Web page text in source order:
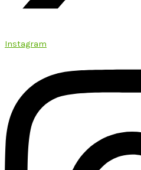
Instagram